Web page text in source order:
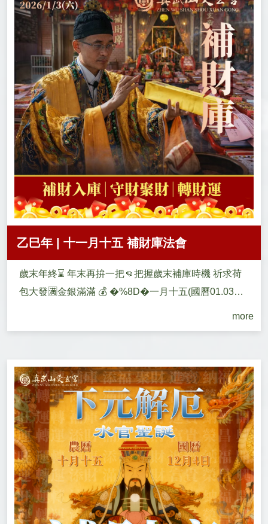
乙巳年 | 十一月十五 補財庫法會
歲末年終⌛ 年末再拚一把👊把握歲末補庫時機 祈求荷
包大發🈵金銀滿滿 💰 �%8D�一月十五(國曆01.03日)
more